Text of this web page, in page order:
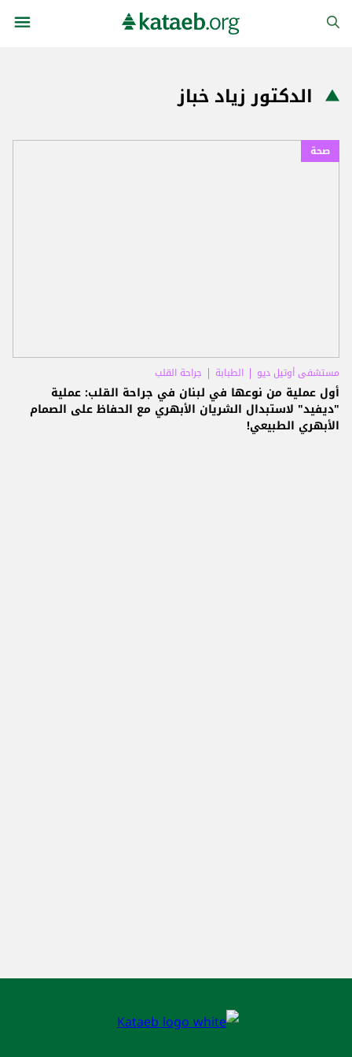
الدكتور زياد خباز
صحة
مستشفى أوتيل ديو الطبابة جراحة القلب
أول عملية من نوعها في لبنان في جراحة القلب: عملية
"ديفيد" لاستبدال الشريان الأبهري مع الحفاظ على الصمام
الأبهري الطبيعي!